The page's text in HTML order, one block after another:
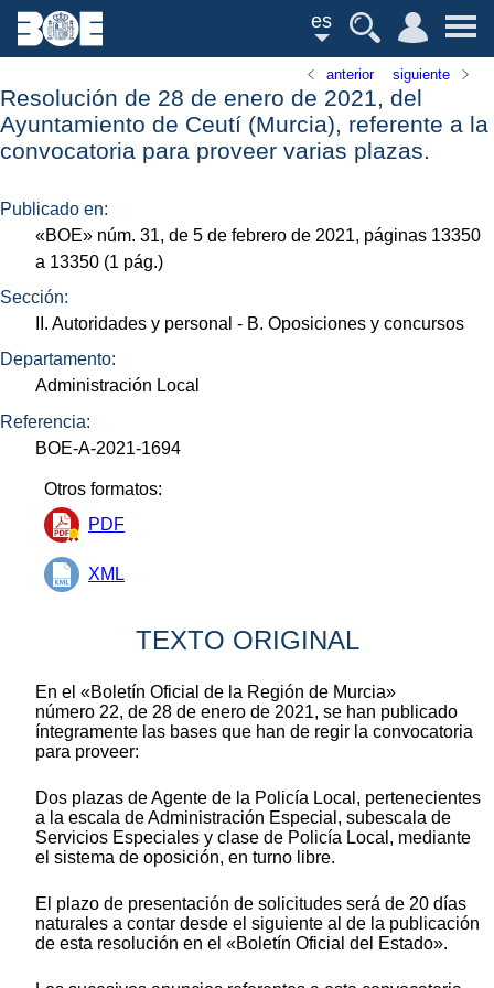
es
anterior siguiente
Resolución de 28 de enero de 2021, del
Ayuntamiento de Ceutí (Murcia), referente a la
convocatoria para proveer varias plazas.
Publicado en:
«BOE» núm. 31, de 5 de febrero de 2021, páginas 13350
a 13350 (1 pág.)
Sección:
II. Autoridades y personal - B. Oposiciones y concursos
Departamento:
Administración Local
Referencia:
BOE-A-2021-1694
Otros formatos:
PDF
XML
TEXTO ORIGINAL
En el «Boletín Oficial de la Región de Murcia»
número 22, de 28 de enero de 2021, se han publicado
íntegramente las bases que han de regir la convocatoria
para proveer:
Dos plazas de Agente de la Policía Local, pertenecientes
a la escala de Administración Especial, subescala de
Servicios Especiales y clase de Policía Local, mediante
el sistema de oposición, en turno libre.
El plazo de presentación de solicitudes será de 20 días
naturales a contar desde el siguiente al de la publicación
de esta resolución en el «Boletín Oficial del Estado».